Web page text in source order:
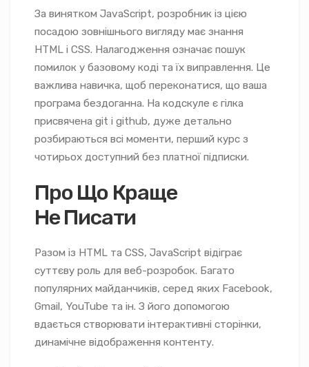
За винятком JavaScript, розробник із цією
посадою зовнішнього вигляду має знання
HTML і CSS. Налагодження означає пошук
помилок у базовому коді та їх виправлення. Це
важлива навичка, щоб переконатися, що ваша
програма бездоганна. На кодскуле є гілка
присвячена git і github, дуже детально
розбираються всі моменти, перший курс з
чотирьох доступний без платної підписки.
Про Що Краще
Не Писати
Разом із HTML та CSS, JavaScript відіграє
суттєву роль для веб-розробок. Багато
популярних майданчиків, серед яких Facebook,
Gmail, YouTube та ін. З його допомогою
вдається створювати інтерактивні сторінки,
динамічне відображення контенту.